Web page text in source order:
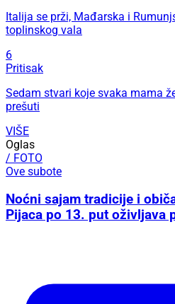
Italija se prži, Mađarska i
toplinskog vala
6
Pritisak
Sedam stvari koje svaka mama
prešuti
VIŠE
Oglas
/ FOTO
Ove subote
Noćni sajam tradicije i
Pijaca po 13. put oživljava